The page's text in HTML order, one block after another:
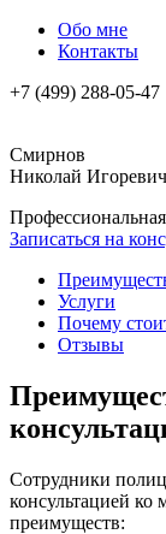
Обо мне
Контакты
+7 (499) 288-05-47
Смирнов
Николай Игоревич
Записаться на
Услуги
Почему
Отзывы
Сотрудники
консультацией ко
преимуществ: